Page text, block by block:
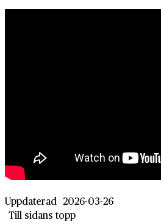
Uppdaterad 2026-03-26
Till sidans topp